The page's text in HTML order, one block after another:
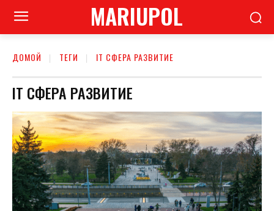
MARIUPOL
ДОМОЙ ТЕГИ ІТ СФЕРА РАЗВИТИЕ
ІТ СФЕРА РАЗВИТИЕ